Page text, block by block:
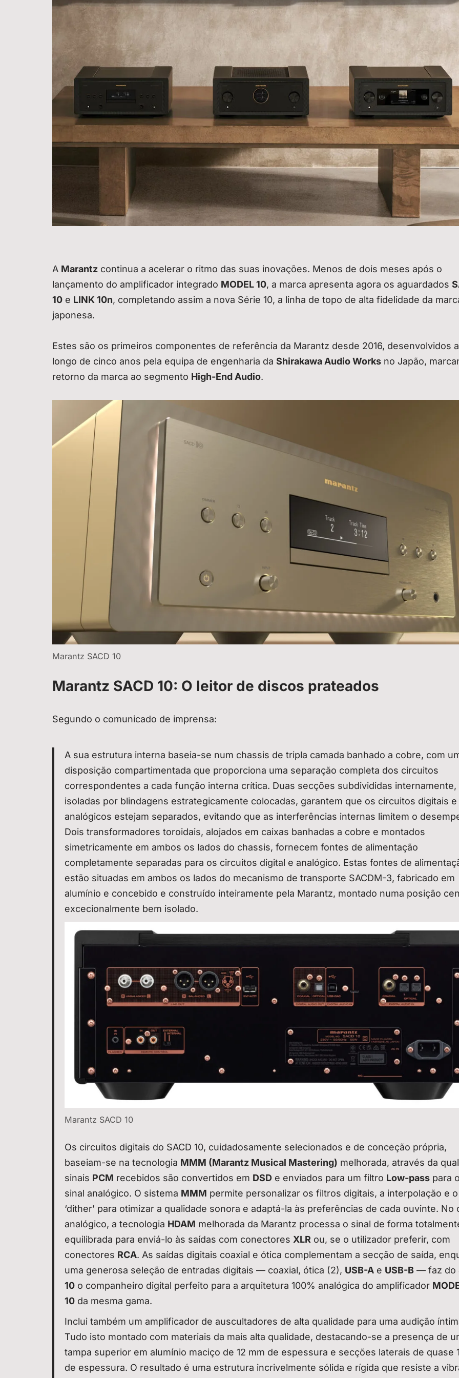
A Marantz continua a acelerar o ritmo das suas inovações. Menos de dois meses após o
lançamento do amplificador integrado MODEL 10, a marca apresenta agora os aguardados
10 e LINK 10n, completando assim a nova Série 10, a linha de topo de alta fidelidade da
japonesa.
Estes são os primeiros componentes de referência da Marantz desde 2016, desenvolvidos
longo de cinco anos pela equipa de engenharia da Shirakawa Audio Works no Japão,
retorno da marca ao segmento High-End Audio.
Marantz SACD 10
Marantz SACD 10: O leitor de discos prateados
Segundo o comunicado de imprensa:
A sua estrutura interna baseia-se num chassis de tripla camada banhado a cobre, com
disposição compartimentada que proporciona uma separação completa dos circuitos
correspondentes a cada função interna crítica. Duas secções subdivididas internamente,
isoladas por blindagens estrategicamente colocadas, garantem que os circuitos digitais e
analógicos estejam separados, evitando que as interferências internas limitem o
Dois transformadores toroidais, alojados em caixas banhadas a cobre e montados
simetricamente em ambos os lados do chassis, fornecem fontes de alimentação
completamente separadas para os circuitos digital e analógico. Estas fontes de
estão situadas em ambos os lados do mecanismo de transporte SACDM-3, fabricado em
alumínio e concebido e construído inteiramente pela Marantz, montado numa posição
excecionalmente bem isolado.
Marantz SACD 10
Os circuitos digitais do SACD 10, cuidadosamente selecionados e de conceção própria,
baseiam-se na tecnologia MMM (Marantz Musical Mastering) melhorada, através da
sinais PCM recebidos são convertidos em DSD e enviados para um filtro Low-pass para
sinal analógico. O sistema MMM permite personalizar os filtros digitais, a interpolação e o
‘dither’ para otimizar a qualidade sonora e adaptá-la às preferências de cada ouvinte. No
analógico, a tecnologia HDAM melhorada da Marantz processa o sinal de forma
equilibrada para enviá-lo às saídas com conectores XLR ou, se o utilizador preferir, com
conectores RCA. As saídas digitais coaxial e ótica complementam a secção de saída,
uma generosa seleção de entradas digitais — coaxial, ótica (2), USB-A e USB-B — faz do
10 o companheiro digital perfeito para a arquitetura 100% analógica do amplificador
10 da mesma gama.
Inclui também um amplificador de auscultadores de alta qualidade para uma audição
Tudo isto montado com materiais da mais alta qualidade, destacando-se a presença de
tampa superior em alumínio maciço de 12 mm de espessura e secções laterais de quase
de espessura. O resultado é uma estrutura incrivelmente sólida e rígida que resiste a